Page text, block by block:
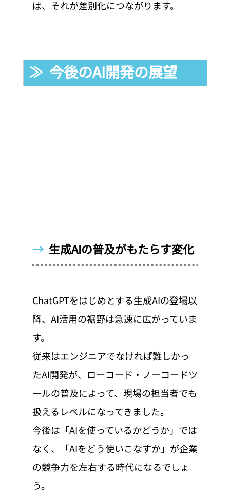
ば、それが差別化につながります。
≫  今後のAI開発の展望
→ 生成AIの普及がもたらす変化
ChatGPTをはじめとする生成AIの登場以
降、AI活用の裾野は急速に広がっていま
す。
従来はエンジニアでなければ難しかっ
たAI開発が、ローコード・ノーコードツ
ールの普及によって、現場の担当者でも
扱えるレベルになってきました。
今後は「AIを使っているかどうか」では
なく、「AIをどう使いこなすか」が企業
の競争力を左右する時代になるでしょ
う。